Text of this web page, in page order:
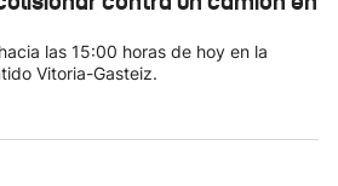
las 15:00 horas de hoy en la
Vitoria-Gasteiz.